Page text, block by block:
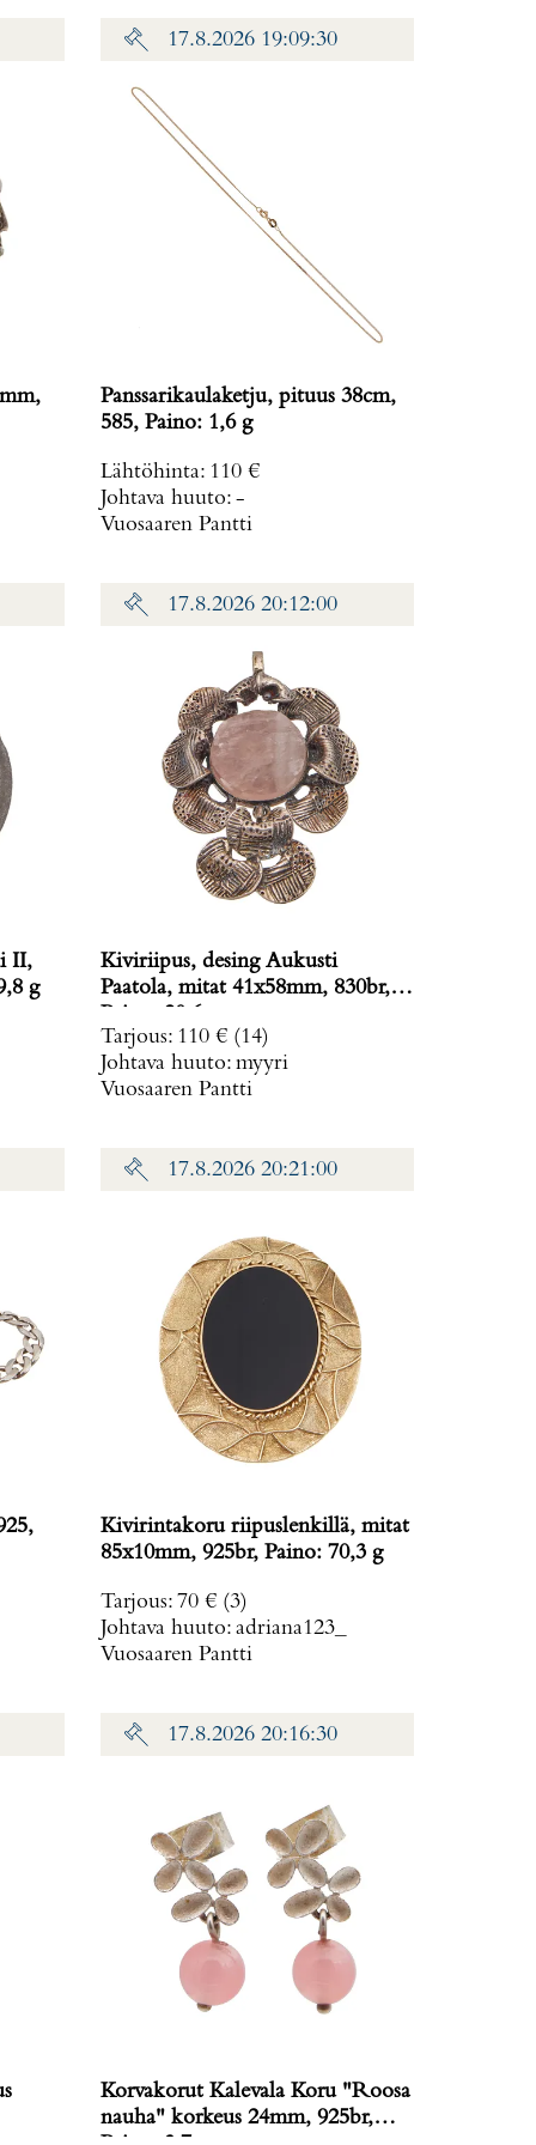
17.8.2026 19:09:30
Panssarikaulaketju, pituus 38cm,
585, Paino: 1,6 g
Lähtöhinta: 110 €
Johtava huuto: -
Vuosaaren Pantti
II,
19,8 g
17.8.2026 20:12:00
Kiviriipus, desing Aukusti
Paatola, mitat 41x58mm, 830br,
Tarjous: 110 € (14)
Johtava huuto: myyri
Vuosaaren Pantti
17.8.2026 20:21:00
Kivirintakoru riipuslenkillä, mitat
85x10mm, 925br, Paino: 70,3 g
Tarjous: 70 € (3)
Johtava huuto: adriana123_
Vuosaaren Pantti
17.8.2026 20:16:30
Korvakorut Kalevala Koru "Roosa
nauha" korkeus 24mm, 925br,